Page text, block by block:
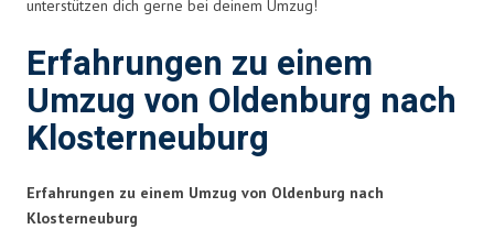
unterstützen dich gerne bei deinem Umzug!
Erfahrungen zu einem
Umzug von Oldenburg nach
Klosterneuburg
Erfahrungen zu einem Umzug von Oldenburg nach
Klosterneuburg